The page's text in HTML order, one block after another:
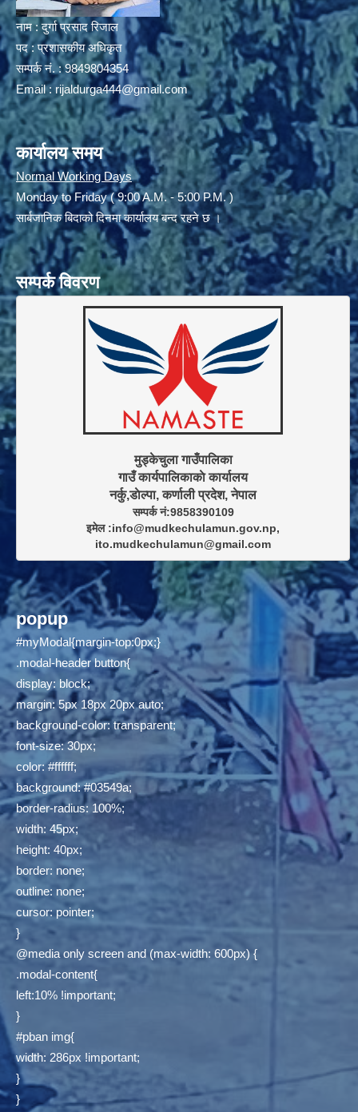
नाम : दुर्गा प्रसाद रिजाल
पद : प्रशासकीय अधिकृत
सम्पर्क नं. : 9849804354
Email : rijaldurga444@gmail.com
कार्यालय समय
Normal Working Days
Monday to Friday ( 9:00 A.M. - 5:00 P.M. )
सार्बजानिक बिदाको दिनमा कार्यालय बन्द रहने छ ।
सम्पर्क विवरण
मुड्केचुला गाउँपालिका
गाउँ कार्यपालिकाकाे कार्यालय
सम्पर्क नं:9858390109
इमेल :info@mudkechulamun.gov.np,
ito.mudkechulamun@gmail.com
popup
#myModal{margin-top:0px;}
.modal-header button{
display: block;
margin: 5px 18px 20px auto;
background-color: transparent;
font-size: 30px;
color: #ffffff;
background: #03549a;
border-radius: 100%;
width: 45px;
height: 40px;
border: none;
outline: none;
cursor: pointer;
}
@media only screen and (max-width: 600px) {
.modal-content{
left:10% !important;
}
#pban img{
width: 286px !important;
}
}